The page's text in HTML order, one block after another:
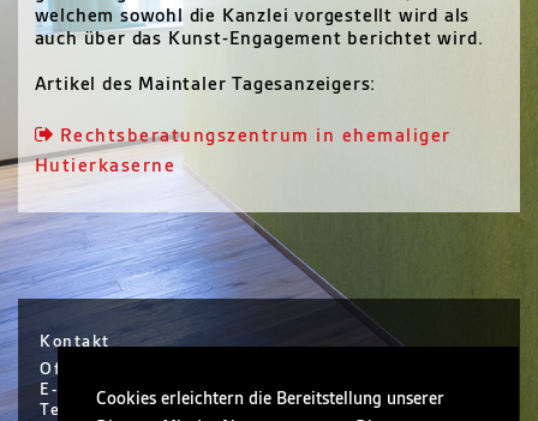
Cookies erleichtern die Bereitstellung unserer
welchem sowohl die Kanzlei vorgestellt wird als
auch über das Kunst-Engagement berichtet wird.
Artikel des Maintaler Tagesanzeigers:
Rechtsberatungszentrum in ehemaliger
Hutierkaserne
Kontakt
Office Hanau / Sophie Scholl Platz 6 / Hanau
E-Mail info@nickel.de
Tel +49 (0)6181 30410-0